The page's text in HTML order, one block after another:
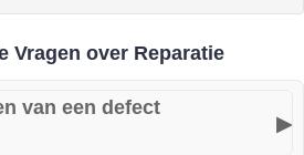
Vragen over Reparatie
van een defect
▶